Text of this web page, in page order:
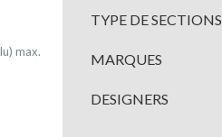
max.
TYPE DE SECTIONS
MARQUES
DESIGNERS